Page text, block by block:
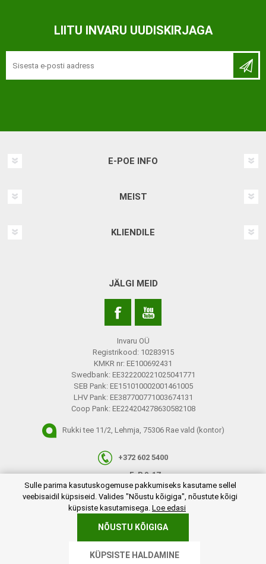
LIITU INVARU UUDISKIRJAGA
E-POE INFO
MEIST
KLIENDILE
JÄLGI MEID
Invaru OÜ
Registrikood: 10283915
KMKR nr: EE100692431
Swedbank: EE322200221025041771
SEB Pank: EE151010002001461005
LHV Pank: EE387700771003674131
Coop Pank: EE224204278630582108
Rukki tee 11/2, Lehmja, 75306 Rae vald (kontor)
+372 602 5400
E-R 9-17
info@invaru.ee
Powered bynopCommerce
Sulle parima kasutuskogemuse pakkumiseks kasutame sellel
veebisaidil küpsiseid. Valides "Nõustu kõigiga", nõustute kõigi
küpsiste kasutamisega. Loe edasi
NÕUSTU KÕIGIGA
KÜPSISTE HALDAMINE